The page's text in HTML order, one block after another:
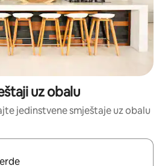
uz obalu
jedinstvene smještaje uz obalu
moći ćete ih pregledati